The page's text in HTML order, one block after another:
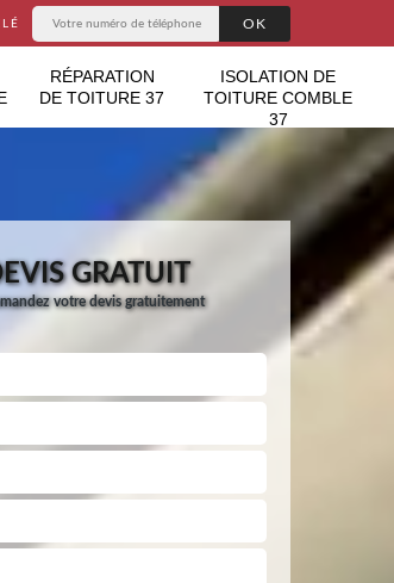
RÉPARATION
DE TOITURE 37
ISOLATION DE
TOITURE COMBLE
37
GRATUIT
votre devis gratuitement